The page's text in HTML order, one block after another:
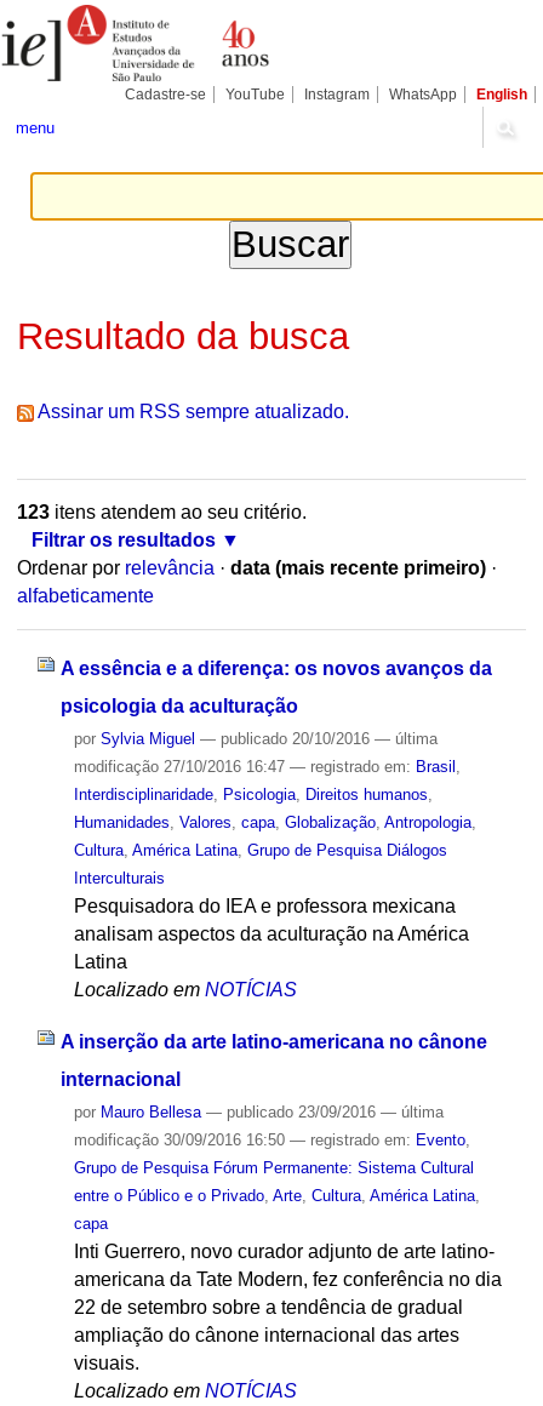
para
conteúdo.
Pessoais
Cadastre-se YouTube Instagram WhatsApp English
menu
Resultado da busca
Assinar um RSS sempre atualizado.
123itens atendem ao seu critério.
Filtrar os resultados
Ordenar por relevância · data (mais recente primeiro) ·
alfabeticamente
A essência e a diferença: os novos avanços da
psicologia da aculturação
por Sylvia Miguel — publicado20/10/2016 — última
modificação27/10/2016 16:47 — registrado em: Brasil
Interdisciplinaridade, Psicologia, Direitos humanos
Humanidades Valores capa, Globalização, Antropologia,
Cultura, América Latina, Grupo de Pesquisa Diálogos
Interculturais
Pesquisadora do IEA e professora mexicana
analisam aspectos da aculturação na América
Latina
Localizado em NOTÍCIAS
A inserção da arte latino-americana no cânone
internacional
por Mauro Bellesa — publicado23/09/2016 — última
modificação30/09/2016 16:50 — registrado em: Evento,
Grupo de Pesquisa Fórum Permanente: Sistema Cultural
entre o Público e o Privado, Arte, Cultura, América Latina,
capa
Inti Guerrero, novo curador adjunto de arte latino-
americana da Tate Modern, fez conferência no dia
22 de setembro sobre a tendência de gradual
ampliação do cânone internacional das artes
visuais.
Localizado em NOTÍCIAS